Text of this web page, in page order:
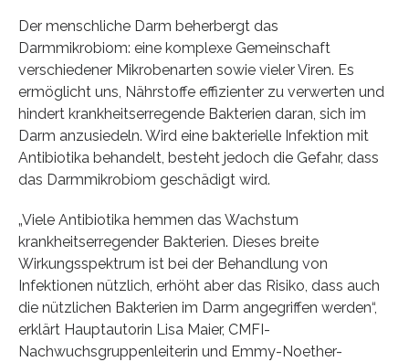
Der menschliche Darm beherbergt das
Darmmikrobiom: eine komplexe Gemeinschaft
verschiedener Mikrobenarten sowie vieler Viren. Es
ermöglicht uns, Nährstoffe effizienter zu verwerten und
hindert krankheitserregende Bakterien daran, sich im
Darm anzusiedeln. Wird eine bakterielle Infektion mit
Antibiotika behandelt, besteht jedoch die Gefahr, dass
das Darmmikrobiom geschädigt wird.
„Viele Antibiotika hemmen das Wachstum
krankheitserregender Bakterien. Dieses breite
Wirkungsspektrum ist bei der Behandlung von
Infektionen nützlich, erhöht aber das Risiko, dass auch
die nützlichen Bakterien im Darm angegriffen werden“,
erklärt Hauptautorin Lisa Maier, CMFI-
Nachwuchsgruppenleiterin und Emmy-Noether-